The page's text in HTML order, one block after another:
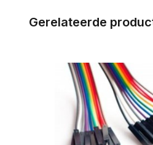
Gerelateerde